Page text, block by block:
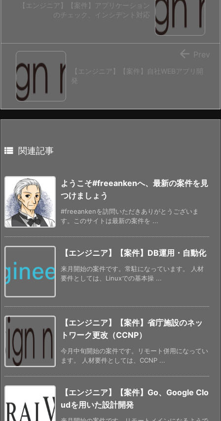
【エンジニア】【案件】アプリケーション
のチェック、インシデント対応
【エンジニア】【案件】自社WEBアプリ開
発
 Prev
 関連記事
ようこそ#freeankenへ、最新の案件を見
つけましょう
#freeankenを訪問いただきありがとうございま
す。このサイトは最新の案件を ...
【エンジニア】【案件】DB運用・自動化
来月開始の案件です。常駐になっています。 人材
要件としては、Linuxでの基本操 ...
【エンジニア】【案件】省庁施設のネッ
トワーク更改（CCNP）
今月中旬開始の案件です。リモート併用になってい
ます。 人材要件としては、CCNP ...
【エンジニア】【案件】Go、Google Clo
udを用いた設計開発